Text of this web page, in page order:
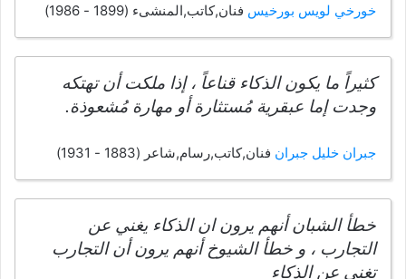
خورخي لويس بورخيس فنان,كاتب,المنشىء (1899 - 1986)
كثيراً ما يكون الذكاء قناعاً ، إذا ملكت أن تهتكه
وجدت إما عبقرية مُستثارة أو مهارة مُشعوذة.
جبران خليل جبران فنان,كاتب,رسام,شاعر (1883 - 1931)
خطأ الشبان أنهم يرون ان الذكاء يغني عن
التجارب ، و خطأ الشيوخ أنهم يرون أن التجارب
تغني عن الذكاء